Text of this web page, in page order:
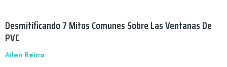
Desmitificando 7 Mitos Comunes Sobre Las Ventanas De
PVC
Ailen Reina